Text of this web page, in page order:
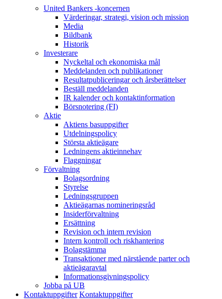
United Bankers -koncernen
Värderingar, strategi, vision och mission
Media
Bildbank
Historik
Investerare
Nyckeltal och ekonomiska mål
Meddelanden och publikationer
Resultatpubliceringar och årsberättelser
Beställ meddelanden
IR kalender och kontaktinformation
Börsnotering (FI)
Aktie
Aktiens basuppgifter
Utdelningspolicy
Största aktieägare
Ledningens aktieinnehav
Flaggningar
Förvaltning
Bolagsordning
Styrelse
Ledningsgruppen
Aktieägarnas nomineringsråd
Insiderförvaltning
Ersättning
Revision och intern revision
Intern kontroll och riskhantering
Bolagstämma
Transaktioner med närstående parter och
aktieägaravtal
Informationsgivningspolicy
Jobba på UB
Kontaktuppgifter Kontaktuppgifter